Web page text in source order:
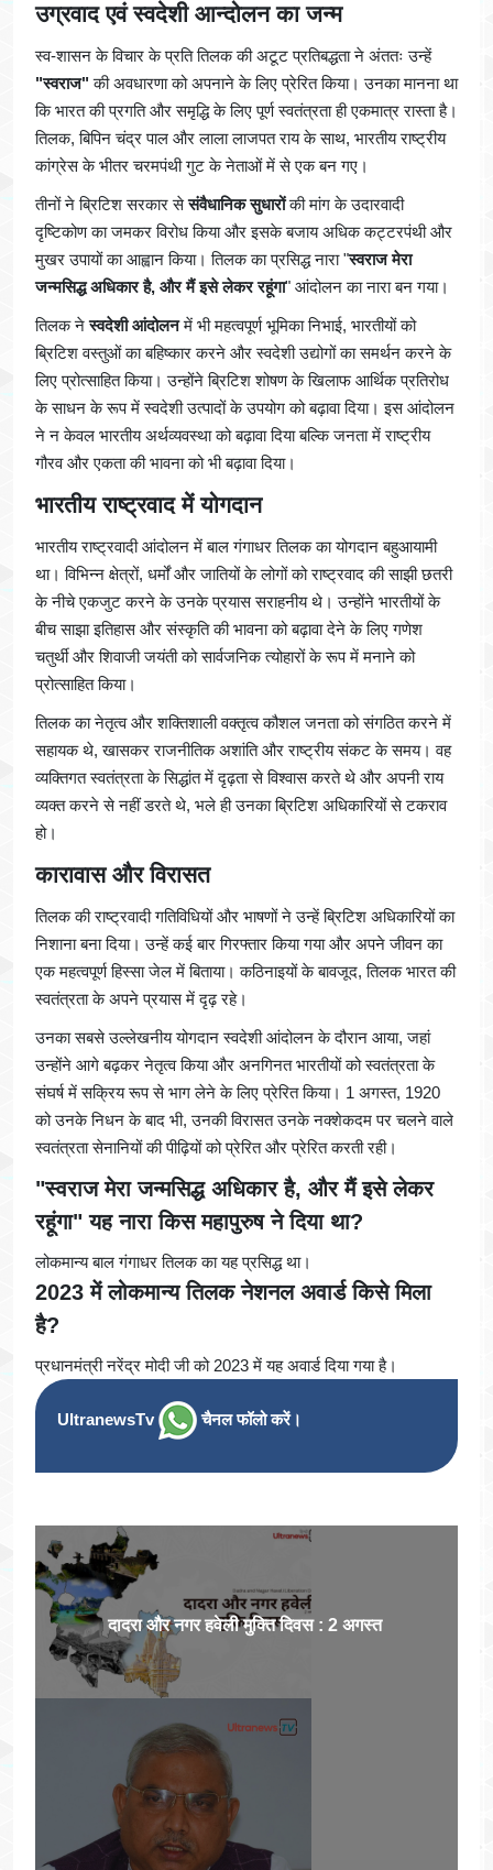
उग्रवाद एवं स्वदेशी आन्दोलन का जन्म
स्व-शासन के विचार के प्रति तिलक की अटूट प्रतिबद्धता ने अंततः उन्हें
"स्वराज" की अवधारणा को अपनाने के लिए प्रेरित किया। उनका मानना ​​था
कि भारत की प्रगति और समृद्धि के लिए पूर्ण स्वतंत्रता ही एकमात्र रास्ता है।
तिलक, बिपिन चंद्र पाल और लाला लाजपत राय के साथ, भारतीय राष्ट्रीय
कांग्रेस के भीतर चरमपंथी गुट के नेताओं में से एक बन गए।
तीनों ने ब्रिटिश सरकार सेसंवैधानिक सुधारोंकी मांग के उदारवादी
दृष्टिकोण का जमकर विरोध किया और इसके बजाय अधिक कट्टरपंथी और
मुखर उपायों का आह्वान किया। तिलक का प्रसिद्ध नारा "स्वराज मेरा
जन्मसिद्ध अधिकार है, और मैं इसे लेकर रहूंगा" आंदोलन का नारा बन गया।
तिलक नेस्वदेशी आंदोलनमें भी महत्वपूर्ण भूमिका निभाई, भारतीयों को
ब्रिटिश वस्तुओं का बहिष्कार करने और स्वदेशी उद्योगों का समर्थन करने के
लिए प्रोत्साहित किया। उन्होंने ब्रिटिश शोषण के खिलाफ आर्थिक प्रतिरोध
के साधन के रूप में स्वदेशी उत्पादों के उपयोग को बढ़ावा दिया। इस आंदोलन
ने न केवल भारतीय अर्थव्यवस्था को बढ़ावा दिया बल्कि जनता में राष्ट्रीय
गौरव और एकता की भावना को भी बढ़ावा दिया।
भारतीय राष्ट्रवाद में योगदान
भारतीय राष्ट्रवादी आंदोलन में बाल गंगाधर तिलक का योगदान बहुआयामी
था। विभिन्न क्षेत्रों, धर्मों और जातियों के लोगों को राष्ट्रवाद की साझी छतरी
के नीचे एकजुट करने के उनके प्रयास सराहनीय थे। उन्होंने भारतीयों के
बीच साझा इतिहास और संस्कृति की भावना को बढ़ावा देने के लिए गणेश
चतुर्थी और शिवाजी जयंती को सार्वजनिक त्योहारों के रूप में मनाने को
प्रोत्साहित किया।
तिलक का नेतृत्व और शक्तिशाली वक्तृत्व कौशल जनता को संगठित करने में
सहायक थे, खासकर राजनीतिक अशांति और राष्ट्रीय संकट के समय। वह
व्यक्तिगत स्वतंत्रता के सिद्धांत में दृढ़ता से विश्वास करते थे और अपनी राय
व्यक्त करने से नहीं डरते थे, भले ही उनका ब्रिटिश अधिकारियों से टकराव
हो।
कारावास और विरासत
तिलक की राष्ट्रवादी गतिविधियों और भाषणों ने उन्हें ब्रिटिश अधिकारियों का
निशाना बना दिया। उन्हें कई बार गिरफ्तार किया गया और अपने जीवन का
एक महत्वपूर्ण हिस्सा जेल में बिताया। कठिनाइयों के बावजूद, तिलक भारत की
स्वतंत्रता के अपने प्रयास में दृढ़ रहे।
उनका सबसे उल्लेखनीय योगदान स्वदेशी आंदोलन के दौरान आया, जहां
उन्होंने आगे बढ़कर नेतृत्व किया और अनगिनत भारतीयों को स्वतंत्रता के
संघर्ष में सक्रिय रूप से भाग लेने के लिए प्रेरित किया। 1 अगस्त, 1920
को उनके निधन के बाद भी, उनकी विरासत उनके नक्शेकदम पर चलने वाले
स्वतंत्रता सेनानियों की पीढ़ियों को प्रेरित और प्रेरित करती रही।
"स्वराज मेरा जन्मसिद्ध अधिकार है, और मैं इसे लेकर
रहूंगा" यह नारा किस महापुरुष ने दिया था?
लोकमान्य बाल गंगाधर तिलक का यह प्रसिद्ध था।
2023 में लोकमान्य तिलक नेशनल अवार्ड किसे मिला
है?
प्रधानमंत्री नरेंद्र मोदी जी को 2023 में यह अवार्ड दिया गया है।
UltranewsTv चैनल फॉलो करें।
दादरा और नगर हवेली मुक्ति दिवस : 2 अगस्त